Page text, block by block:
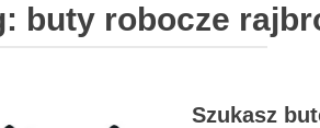
buty robocze
Szukasz